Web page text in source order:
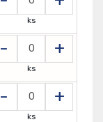
ks
- +
ks
- +
ks